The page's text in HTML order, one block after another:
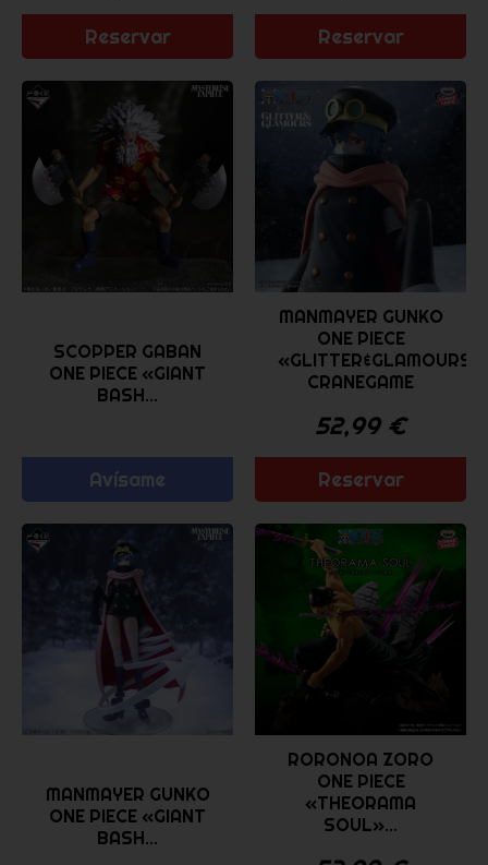
Reservar Reservar
SCOPPER GABAN
ONE PIECE «GIANT
BASH...
Avísame
MANMAYER GUNKO
ONE PIECE
«GLITTER&GLAMOURS»
CRANEGAME
52,99 €
Reservar
MANMAYER GUNKO
ONE PIECE «GIANT
BASH...
RORONOA ZORO
ONE PIECE
«THEORAMA
SOUL»...